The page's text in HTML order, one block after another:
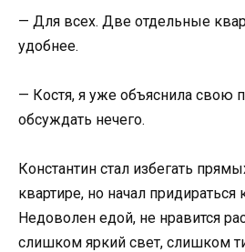
— Для всех. Две отдельные
удобнее.
— Костя, я уже объяснила свою
обсуждать нечего.
Константин стал избегать
квартире, но начал придираться
Недоволен едой, не нравится
слишком яркий свет, слишком